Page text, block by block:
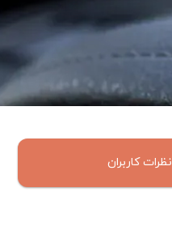
نظرات کاربران